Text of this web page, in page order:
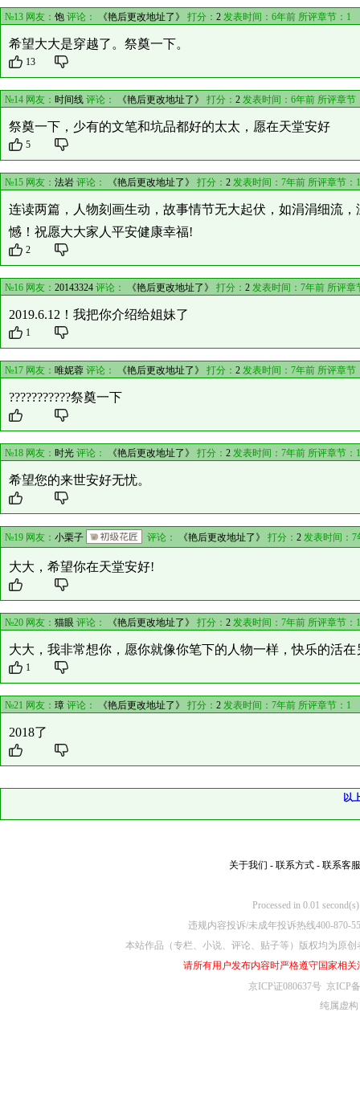
№13 网友： 饱 评论： 《艳后更改地址了》 打分： 2 发表时间：6年前 所评章节： 1
希望大大是穿越了。祭奠一下。
13
№14 网友： 时间线 评论： 《艳后更改地址了》 打分： 2 发表时间：6年前 所评章节
祭奠一下，少有的文笔和坑品都好的太太，愿在天堂安好
5
№15 网友： 法岩 评论： 《艳后更改地址了》 打分： 2 发表时间：7年前 所评章节： 1
连读两篇，人物刻画生动，故事情节无大起伏，如涓涓细流
憾！祝愿大大家人平安健康幸福!
2
№16 网友： 20143324 评论： 《艳后更改地址了》 打分： 2 发表时间：7年前 所评章
2019.6.12！我把你介绍给姐妹了
1
№17 网友： 唯妮蓉 评论： 《艳后更改地址了》 打分： 2 发表时间：7年前 所评章节
???????????祭奠一下
№18 网友： 时光 评论： 《艳后更改地址了》 打分： 2 发表时间：7年前 所评章节： 1
希望您的来世安好无忧。
№19 网友： 小栗子 评论： 《艳后更改地址了》 打分： 2发表时间：7
大大，希望你在天堂安好!
№20 网友： 猫眼 评论： 《艳后更改地址了》 打分： 2 发表时间：7年前 所评章节： 1
大大，我非常想你，愿你就像你笔下的人物一样，快乐的活在
1
№21 网友： 璋 评论： 《艳后更改地址了》 打分： 2 发表时间：7年前 所评章节： 1
2018了
以
关于我们 - 联系方式 - 联系客服
Processed in 0.01
违规内容投诉/未成年投诉热线400-870-
本站作品（专栏、小说、评论、贴子等）版权均为原
请所有用户发布内容时严格遵守国家相
京ICP证080637号 京ICP
纯属虚